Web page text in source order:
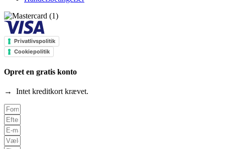
Privatlivspolitik
Cookiepolitik
Opret en gratis konto
→ Intet kreditkort krævet.